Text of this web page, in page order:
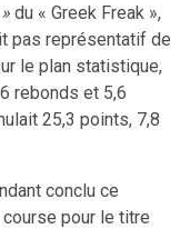
du « Greek Freak »,
pas représentatif de
le plan statistique,
rebonds et 5,6
25,3 points, 7,8
conclu ce
pour le titre